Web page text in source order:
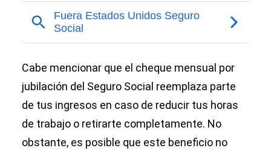
Cabe mencionar que el cheque mensual por
jubilación del Seguro Social reemplaza parte
de tus ingresos en caso de reducir tus horas
de trabajo o retirarte completamente. No
obstante, es posible que este beneficio no